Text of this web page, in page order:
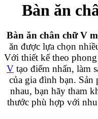
Bàn ăn
Bàn ăn chân chữ V
ăn được lựa chọn
Với thiết kế theo
V tạo điểm nhấn, làm
của gia đình bạn.
nhau, bạn hãy tham
thước phù hợp với